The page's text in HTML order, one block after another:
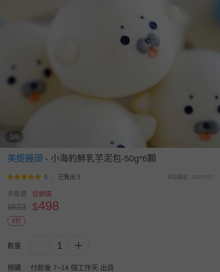
1/6
美姬饅頭 - 小海豹鮮乳芋泥包-50g*6顆
5 已售出 5 商品編號：1016752
市售價
$623
促銷價
$498
8折
數量 1
預購 付款後 7~14 個工作天 出貨